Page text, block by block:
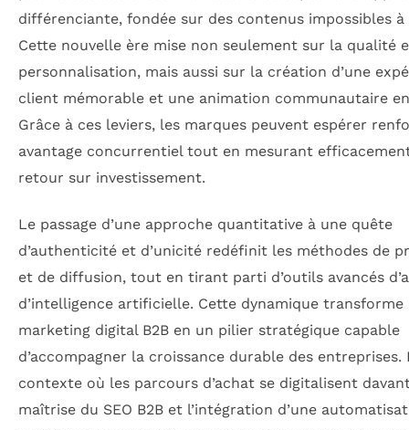
différenciante, fondée sur des contenus impossibles à
Cette nouvelle ère mise non seulement sur la qualité
personnalisation, mais aussi sur la création d’une
client mémorable et une animation communautaire
Grâce à ces leviers, les marques peuvent espérer
avantage concurrentiel tout en mesurant
retour sur investissement.
Le passage d’une approche quantitative à une quête
d’authenticité et d’unicité redéfinit les méthodes de
et de diffusion, tout en tirant parti d’outils avancés
d’intelligence artificielle. Cette dynamique transforme
marketing digital B2B en un pilier stratégique capable
d’accompagner la croissance durable des entreprises.
contexte où les parcours d’achat se digitalisent
maîtrise du SEO B2B et l’intégration d’une